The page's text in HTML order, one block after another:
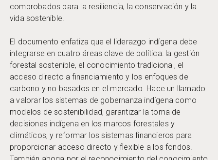
comprobados para la resiliencia, la conservación y la
vida sostenible.
El documento enfatiza que el liderazgo indígena debe
integrarse en cuatro áreas clave de política: la gestión
forestal sostenible, el conocimiento tradicional, el
acceso directo a financiamiento y los enfoques de
carbono y no basados en el mercado. Hace un llamado
a valorar los sistemas de gobernanza indígena como
modelos de sostenibilidad, garantizar la toma de
decisiones indígena en los marcos forestales y
climáticos, y reformar los sistemas financieros para
proporcionar acceso directo y flexible a los fondos.